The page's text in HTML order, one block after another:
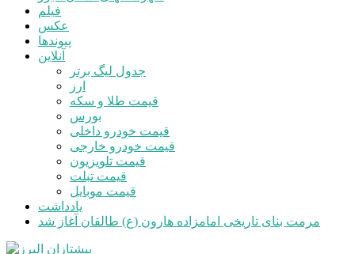
فیلم
عکس
پیوندها
آنلاین
جدول لیگ برتر
ارز
قیمت طلا و سکه
بورس
قیمت خودرو داخلی
قیمت خودرو خارجی
قیمت تلویزیون
قیمت تبلت
قیمت موبایل
یادداشت
مرمت بنای تاریخی امامزاده هارون (ع) طالقان آغاز شد